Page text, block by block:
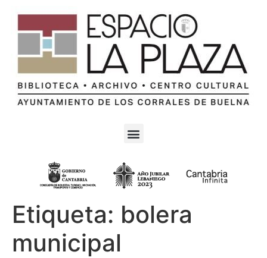
Etiqueta: bolera
municipal